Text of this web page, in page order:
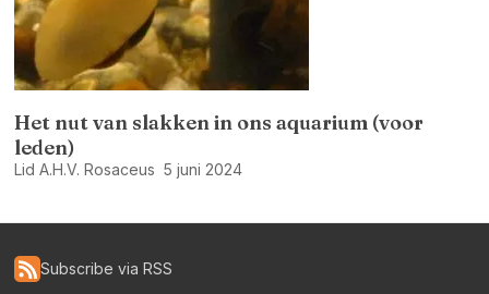
Het nut van slakken in ons aquarium (voor
leden)
Lid A.H.V. Rosaceus 5 juni 2024
Subscribe via RSS